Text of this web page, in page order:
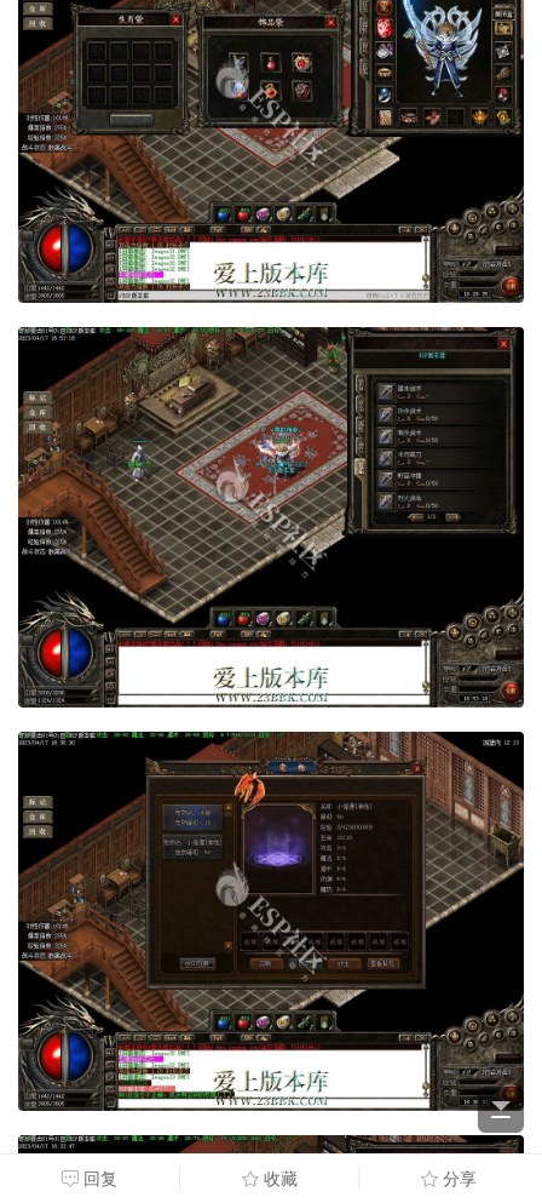
回复 收藏 分享